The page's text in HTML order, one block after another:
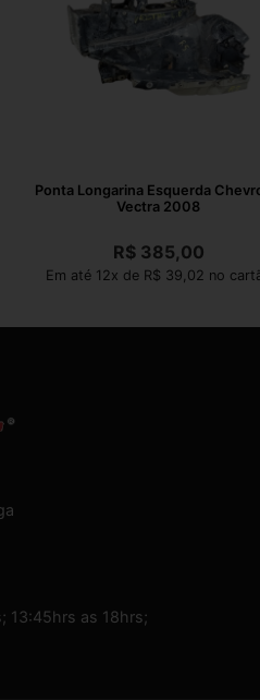
Ponta Longarina Esquerda
Vectra 2008
R$385,00
Em até 12x de R$ 39,02 no
13:45hrs as 18hrs;